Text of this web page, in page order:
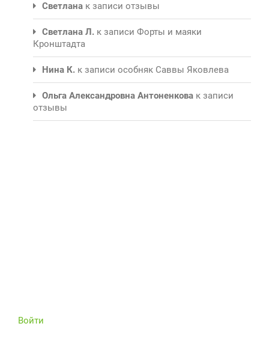
Светлана к записи отзывы
Светлана Л. к записи Форты и маяки
Кронштадта
Нина К. к записи особняк Саввы Яковлева
Ольга Александровна Антоненкова к записи
отзывы
Войти